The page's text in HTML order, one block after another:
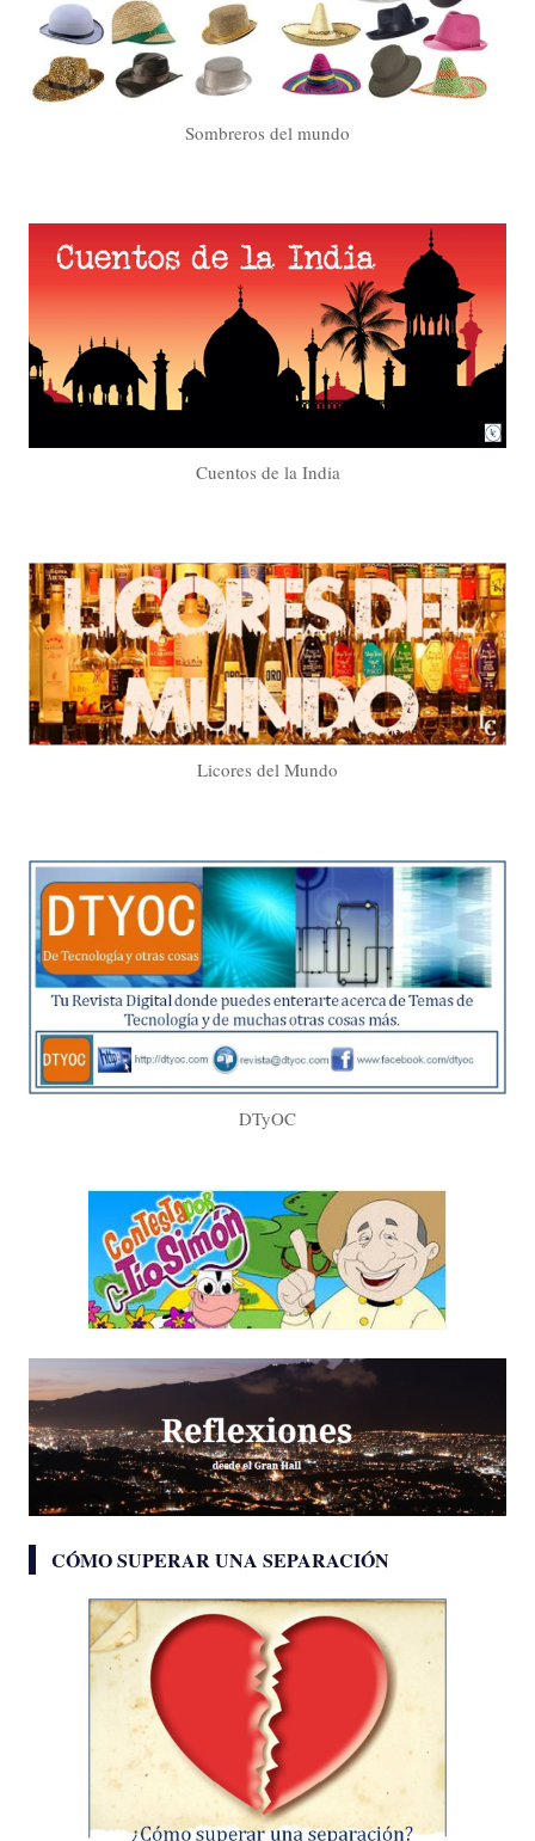
Sombreros del mundo
Cuentos de la India
Licores del Mundo
DTyOC
CÓMO SUPERAR UNA SEPARACIÓN